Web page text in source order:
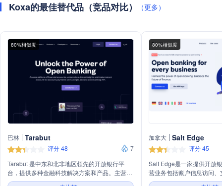
Koxa的最佳替代品（竞品对比） （更多）
80%相似度
巴林 Tarabut
评分 48
7
Tarabut 是中东和北非地区领先的开放银行平
台，提供多种金融科技解决方案和产品。主营业
务包括借贷、反欺诈、个人理财和支付等领域，
80%相似度
加拿大 Salt Edge
评分 45
Salt Edge是一家提供开放
营业务包括账户信息访问
化以及开放银行合规解决